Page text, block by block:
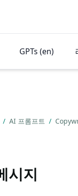
GPTs (en)
/ AI 프롬프트 /
시지